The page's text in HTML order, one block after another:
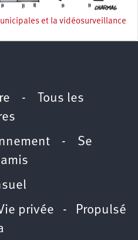
et la vidéosurveillance
-
Tous les
- Se
privée - Propulsé